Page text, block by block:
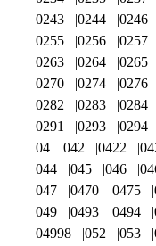
0243
0244 0246
0255
0256 0257
0263
0264 0265
0270
0274 0276
0282
0283 0284
0291
0293 0294
04
042 0422
044
045 046
047
0470 0475
049
0493 0494
04998
052 053